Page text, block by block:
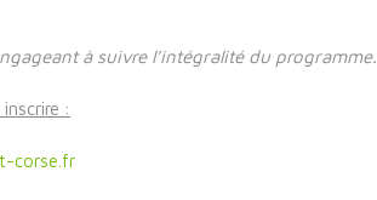
à suivre l’intégralité du programme.
:
corse.fr